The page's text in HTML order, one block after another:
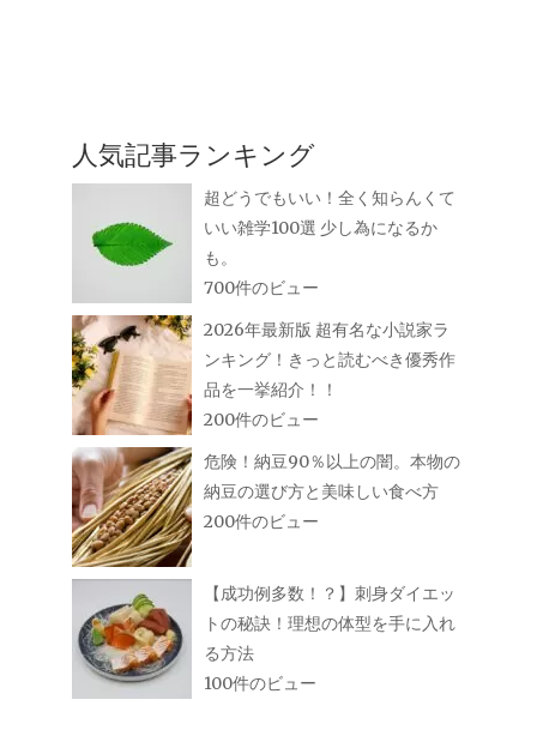
人気記事ランキング
超どうでもいい！全く知らんくて
いい雑学100選 少し為になるか
も。
700件のビュー
2026年最新版 超有名な小説家ラ
ンキング！きっと読むべき優秀作
品を一挙紹介！！
200件のビュー
危険！納豆90％以上の闇。本物の
納豆の選び方と美味しい食べ方
200件のビュー
【成功例多数！？】刺身ダイエッ
トの秘訣！理想の体型を手に入れ
る方法
100件のビュー